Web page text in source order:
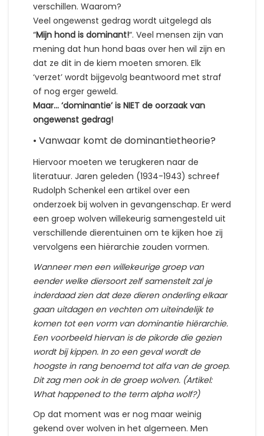
verschillen. Waarom?
Veel ongewenst gedrag wordt uitgelegd als
“Mijn hond is dominant!“. Veel mensen zijn van
mening dat hun hond baas over hen wil zijn en
dat ze dit in de kiem moeten smoren. Elk
‘verzet’ wordt bijgevolg beantwoord met straf
of nog erger geweld.
Maar… ‘dominantie’ is NIET de oorzaak van
ongewenst gedrag!
• Vanwaar komt de dominantietheorie?
Hiervoor moeten we terugkeren naar de
literatuur. Jaren geleden (1934-1943) schreef
Rudolph Schenkel een artikel over een
onderzoek bij wolven in gevangenschap. Er werd
een groep wolven willekeurig samengesteld uit
verschillende dierentuinen om te kijken hoe zij
vervolgens een hiërarchie zouden vormen.
Wanneer men een willekeurige groep van
eender welke diersoort zelf samenstelt zal je
inderdaad zien dat deze dieren onderling elkaar
gaan uitdagen en vechten om uiteindelijk te
komen tot een vorm van dominantie hiërarchie.
Een voorbeeld hiervan is de pikorde die gezien
wordt bij kippen. In zo een geval wordt de
hoogste in rang benoemd tot alfa van de groep.
Dit zag men ook in de groep wolven. (Artikel:
What happened to the term alpha wolf?)
Op dat moment was er nog maar weinig
gekend over wolven in het algemeen. Men